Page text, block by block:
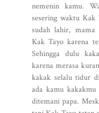
nemenin kamu.
sesering waktu
sudah lahir, mama
Kak Tayo karena
Sehingga dulu
karena merasa
kakak selalu tidur
ada kamu
ditemani papa.